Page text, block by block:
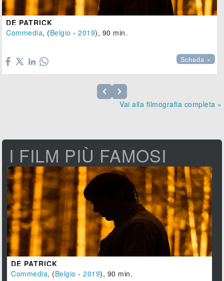
DE PATRICK
Commedia, (Belgio -2019), 90 min.
Scheda »
Vai alla filmografia completa »
I FILM PIÙ FAMOSI
DE PATRICK
Commedia, (Belgio -2019), 90 min.